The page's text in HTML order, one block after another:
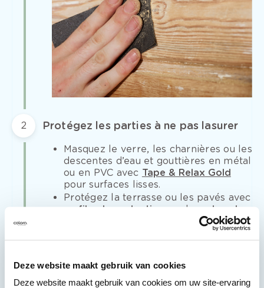
Deze website maakt gebruik van cookies
Deze website maakt gebruik van cookies om uw site-ervaring
2 Protégez les parties à ne pas lasurer
Masquez le verre, les charnières ou les
descentes d’eau et gouttières en métal
ou en PVC avec Tape & Relax Gold
pour surfaces lisses.
Protégez la terrasse ou les pavés avec
un film de protectionou ducarton de
à peindre